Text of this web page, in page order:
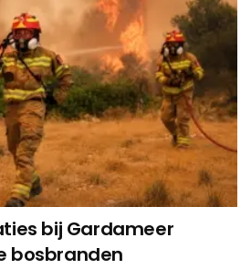
bij Gardameer
bosbranden